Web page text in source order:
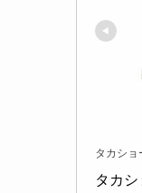
タカショ
タカ